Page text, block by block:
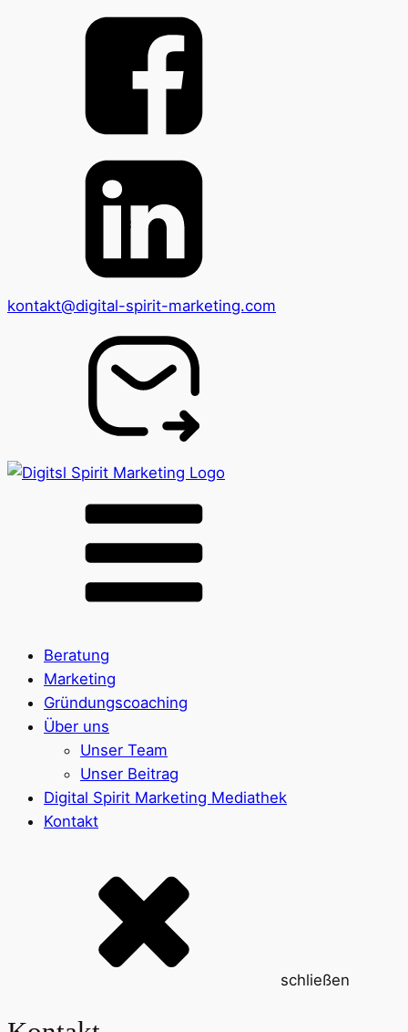
kontakt@digital-spirit-marketing.com
Beratung
Marketing
Gründungscoaching
Über uns
Unser Team
Unser Beitrag
Digital Spirit Marketing Mediathek
Kontakt
schließen